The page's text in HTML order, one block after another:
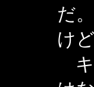
だ
けど
キ